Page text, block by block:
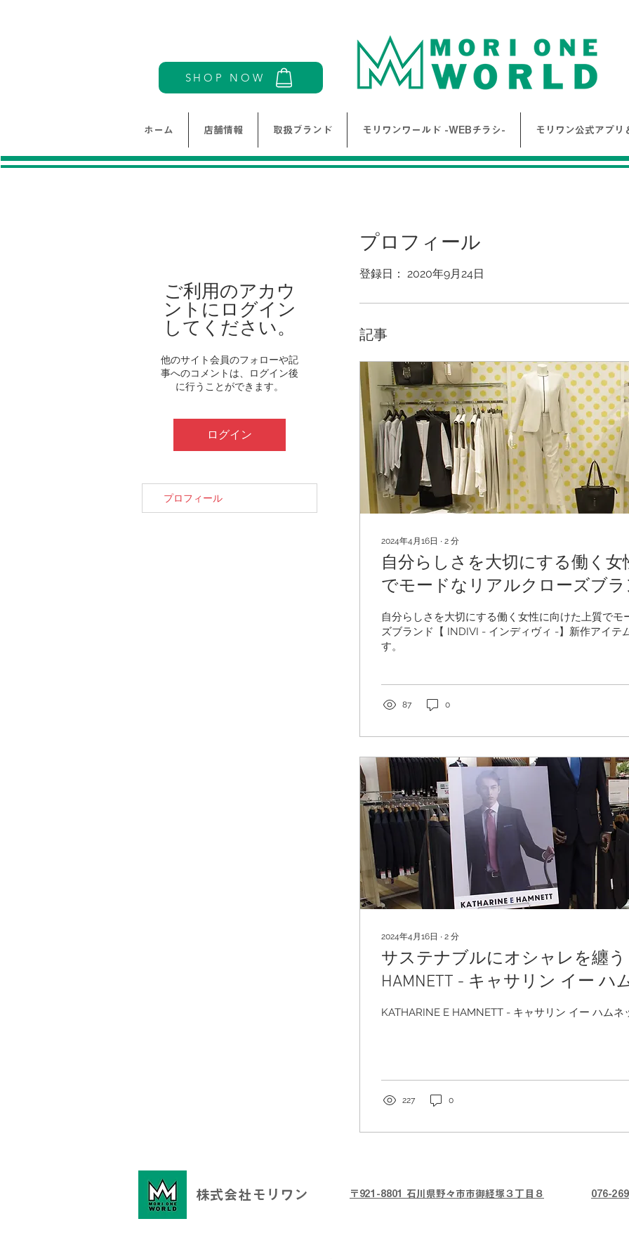
SHOP NOW
ホーム 店舗情報 取扱ブランド モリワンワールド -WEBチラシ- モリワン公式アプリ
プロフィール
登録日： 2020年9月24日
記事
2024年4月16日 ∙ 2 分
自分らしさを大切にする働く
でモードなリアルクローズブラン
ンディヴィ -】新作アイテム入
自分らしさを大切にする働く女性に向けた上質でモ
ズブランド【 INDIVI - インディヴィ -】新作アイテム入荷のご案内で
す。
87 0
2024年4月16日 ∙ 2 分
サステナブルにオシャレを纏う
HAMNETT - キャサリン イー ハ
ツ登場
KATHARINE E HAMNETT - キャサリン イー ハムネ
227 0
ご利用のアカウ
ントにログイン
してください。
他のサイト会員のフォローや記
事へのコメントは、ログイン後
に行うことができます。
ログイン
プロフィール
株式会社モリワン 〒921-8801 石川県野々市市御経塚３丁目８ 076-